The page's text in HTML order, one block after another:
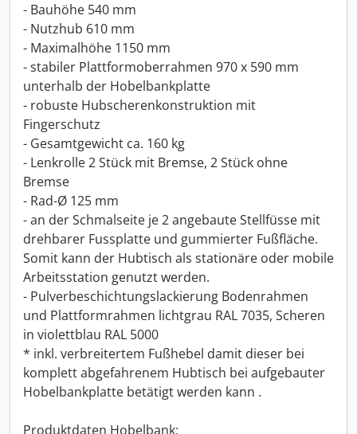
- Bauhöhe 540 mm
- Nutzhub 610 mm
- Maximalhöhe 1150 mm
- stabiler Plattformoberrahmen 970 x 590 mm
unterhalb der Hobelbankplatte
- robuste Hubscherenkonstruktion mit
Fingerschutz
- Gesamtgewicht ca. 160 kg
- Lenkrolle 2 Stück mit Bremse, 2 Stück ohne
Bremse
- Rad-Ø 125 mm
- an der Schmalseite je 2 angebaute Stellfüsse mit
drehbarer Fussplatte und gummierter Fußfläche.
Somit kann der Hubtisch als stationäre oder mobile
Arbeitsstation genutzt werden.
- Pulverbeschichtungslackierung Bodenrahmen
und Plattformrahmen lichtgrau RAL 7035, Scheren
in violettblau RAL 5000
* inkl. verbreitertem Fußhebel damit dieser bei
komplett abgefahrenem Hubtisch bei aufgebauter
Hobelbankplatte betätigt werden kann .
Produktdaten Hobelbank: